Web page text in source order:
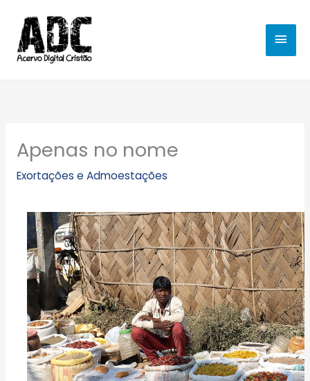
para
conteúdo
Apenas no nome
Exortações e Admoestações